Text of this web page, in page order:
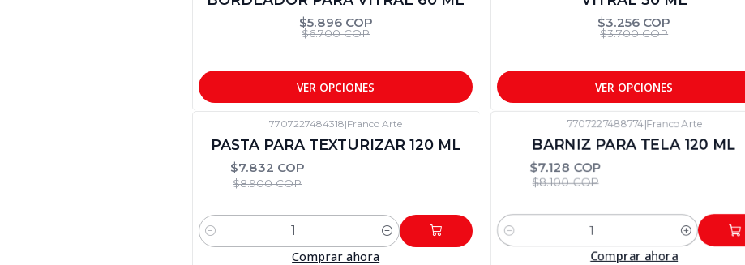
$5.896 COP
$6.700 COP
VER OPCIONES
$3.256 COP
$3.700 COP
VER OPCIONES
7707227484318|Franco Arte
PASTA PARA TEXTURIZAR 120 ML
$7.832 COP
$8.900 COP
Cantidad
Comprar ahora
7707227488774|Franco Arte
BARNIZ PARA TELA 120 ML
$7.128 COP
$8.100 COP
Cantidad
Comprar ahora